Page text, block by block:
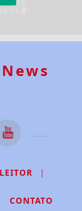
|
CONTATO